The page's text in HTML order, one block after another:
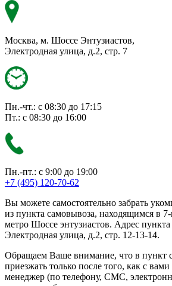
Москва, м. Шоссе Энтузиастов,
Электродная улица, д.2, стр. 7
Пн.-чт.: с 08:30 до 17:15
Пт.: с 08:30 до 16:00
Пн.-пт.: с 9:00 до 19:00
+7 (495) 120-70-62
Вы можете самостоятельно забрать
из пункта самовывоза, находящимся в
метро Шоссе энтузиастов. Адрес
Электродная улица, д.2, стр. 12-13-14.
Обращаем Ваше внимание, что в пункт
приезжать только после того, как с
менеджер (по телефону, СМС,